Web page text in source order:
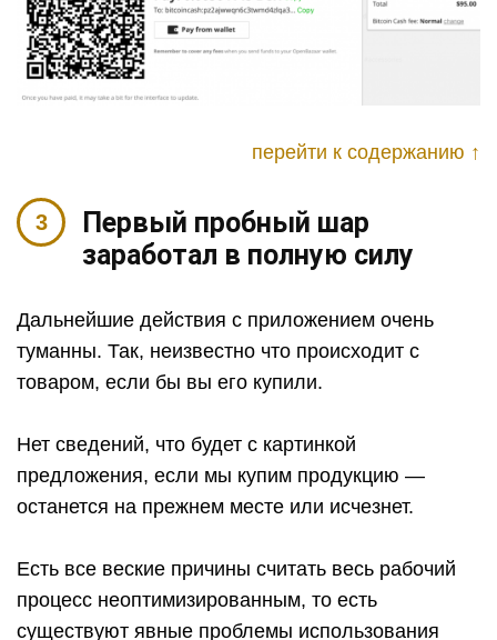
перейти к содержанию ↑
Первый пробный шар
заработал в полную силу
Дальнейшие действия с приложением очень
туманны. Так, неизвестно что происходит с
товаром, если бы вы его купили.
Нет сведений, что будет с картинкой
предложения, если мы купим продукцию —
останется на прежнем месте или исчезнет.
Есть все веские причины считать весь рабочий
процесс неоптимизированным, то есть
существуют явные проблемы использования